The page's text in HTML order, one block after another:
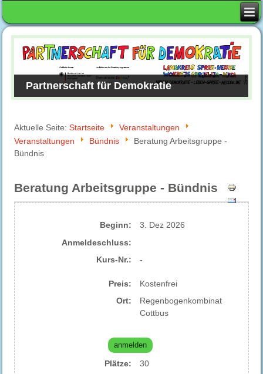
Partnerschaft für Demokratie
Aktuelle Seite:Startseite
Veranstaltungen
Veranstaltungen
Bündnis
Beratung Arbeitsgruppe -
Bündnis
Beratung Arbeitsgruppe - Bündnis
Beginn:
3. Dez 2026
Anmelde​schluss:
Kurs-Nr.:
-
Preis:
Kostenfrei
Ort:
Regenbogenkombinat
Cottbus
anmelden
Plätze: 30